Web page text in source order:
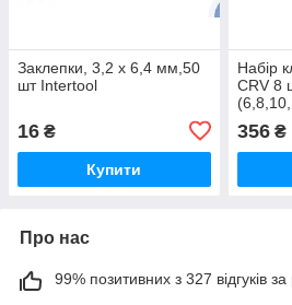
Заклепки, 3,2 х 6,4 мм,50
шт Intertool
16 ₴
Купити
Набір
CRV 8
Сталь
356₴
Про нас
99% позитивних з 327 відгуків за